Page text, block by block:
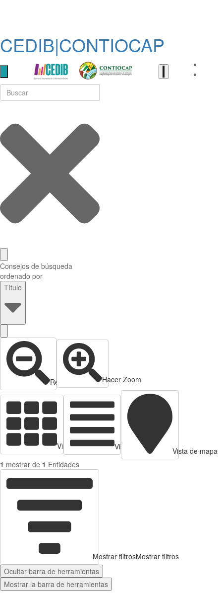
CEDIB|CONTIOCAP
Consejos de búsqueda
ordenado por
Título
Reducir zoom Hacer Zoom
Vista de tarjetas Vista de Tabla
Vista de mapa
1 mostrar de 1 Entidades
Mostrar filtrosMostrar filtros
Ocultar barra de herramientas
Mostrar la barra de herramientas